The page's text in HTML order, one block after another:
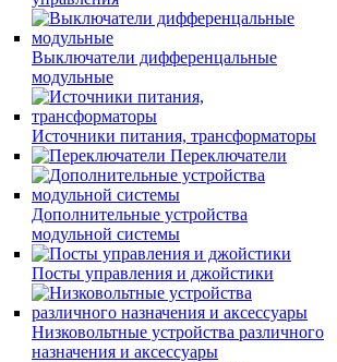
Выключатели дифференцальные
модульные
Источники питания, трансформаторы
Переключатели
Дополнительные устройства
модульной системы
Посты управления и джойстики
Низковольтные устройства различного
назначения и аксессуары